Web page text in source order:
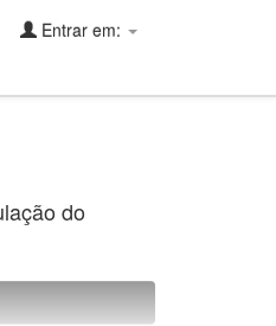
Entrar em:
do